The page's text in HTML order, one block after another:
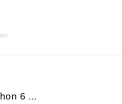
6 ...